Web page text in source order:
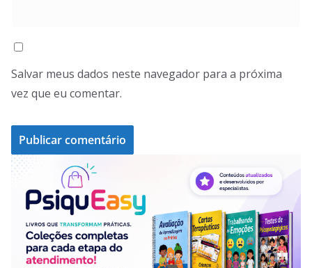
Salvar meus dados neste navegador para a próxima
vez que eu comentar.